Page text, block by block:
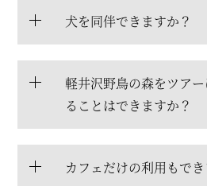
犬を同伴できますか？
軽井沢野鳥の森をツア
ることはできますか？
カフェだけの利用もでき